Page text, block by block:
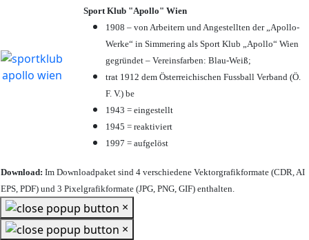
Sport Klub "Apollo" Wien
1908 – von Arbeitern und Angestellten der „Apollo-
Werke“ in Simmering als Sport Klub „Apollo“ Wien
gegründet – Vereinsfarben: Blau-Weiß;
trat 1912 dem Österreichischen Fussball Verband (Ö.
F. V.) be
1943 = eingestellt
1945 = reaktiviert
1997 = aufgelöst
Download: Im Downloadpaket sind 4 verschiedene Vektorgrafikformate (CDR, AI
EPS, PDF) und 3 Pixelgrafikformate (JPG, PNG, GIF) enthalten.
×
×